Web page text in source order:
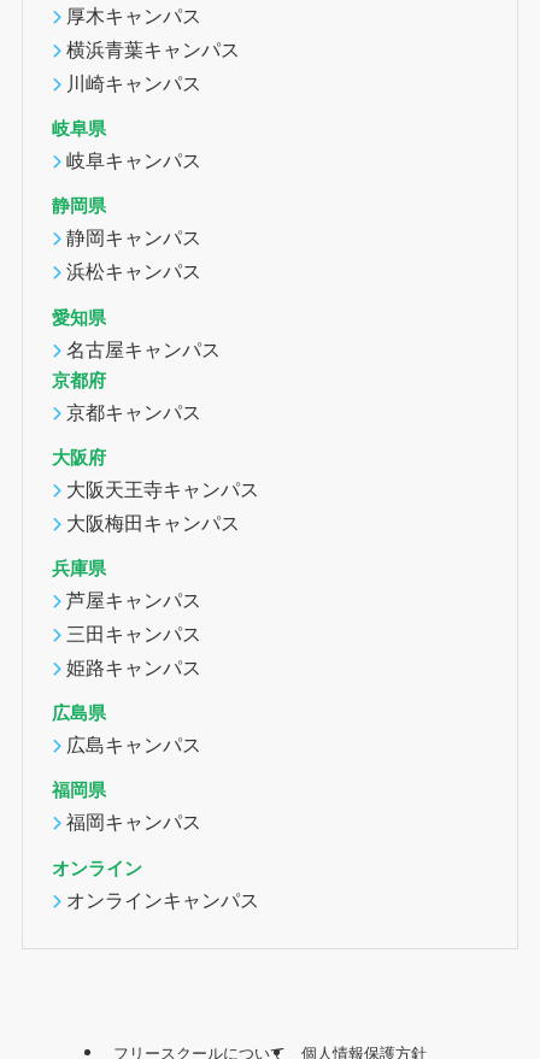
厚木キャンパス
横浜青葉キャンパス
川崎キャンパス
岐阜県
岐阜キャンパス
静岡県
静岡キャンパス
浜松キャンパス
愛知県
名古屋キャンパス
京都府
京都キャンパス
大阪府
大阪天王寺キャンパス
大阪梅田キャンパス
兵庫県
芦屋キャンパス
三田キャンパス
姫路キャンパス
広島県
広島キャンパス
福岡県
福岡キャンパス
オンライン
オンラインキャンパス
フリースクールについて 個人情報保護方針